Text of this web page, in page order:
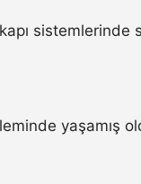
sistemlerinde
yaşamış